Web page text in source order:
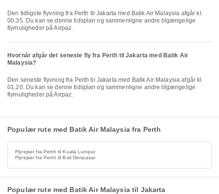
Den tidligste flyvning fra Perth til Jakarta med Batik Air Malaysia afgår kl.
00.35. Du kan se denne tidsplan og sammenligne andre tilgængelige
flymuligheder på Airpaz.
Hvornår afgår det seneste fly fra Perth til Jakarta med Batik Air
Malaysia?
Den seneste flyvning fra Perth til Jakarta med Batik Air Malaysia afgår kl.
01.20. Du kan se denne tidsplan og sammenligne andre tilgængelige
flymuligheder på Airpaz.
Populær rute med Batik Air Malaysia fra Perth
Flyrejser fra Perth til Kuala Lumpur
Flyrejser fra Perth til Bali Denpasar
Populær rute med Batik Air Malaysia til Jakarta